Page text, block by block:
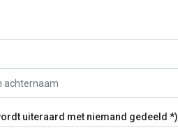
uiteraard met niemand gedeeld *)